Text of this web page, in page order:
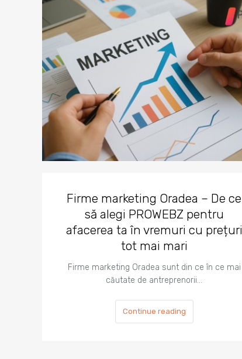
Firme marketing Oradea – De ce
să alegi PROWEBZ pentru
afacerea ta în vremuri cu prețuri
tot mai mari
Firme marketing Oradea sunt din ce în ce mai
căutate de antreprenorii…
Continue reading